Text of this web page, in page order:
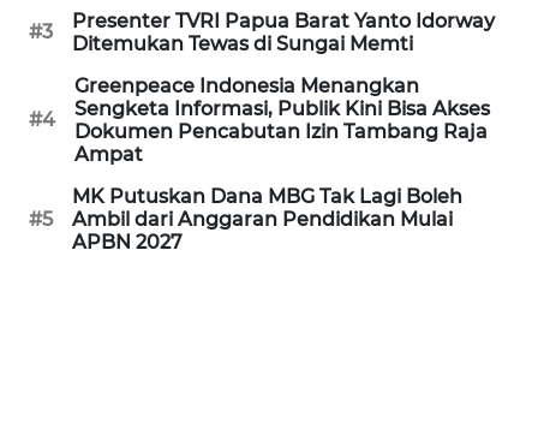
#3
Presenter TVRI Papua Barat Yanto Idorway
Ditemukan Tewas di Sungai Memti
#4
Greenpeace Indonesia Menangkan
Sengketa Informasi, Publik Kini Bisa Akses
Dokumen Pencabutan Izin Tambang Raja
Ampat
#5
MK Putuskan Dana MBG Tak Lagi Boleh
Ambil dari Anggaran Pendidikan Mulai
APBN 2027
WN
JOGJA
WN
JATIM
WN
BALI